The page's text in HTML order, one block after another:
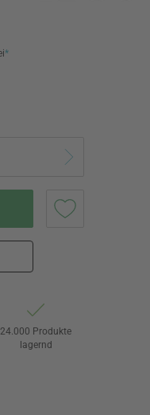
*
24.000 Produkte
lagernd